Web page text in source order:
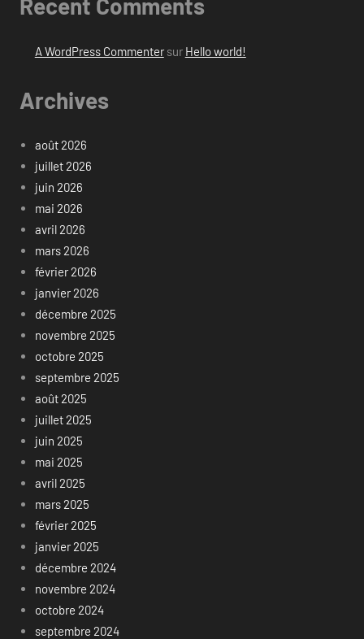
Recent Comments
A WordPress Commentersur Hello world!
Archives
août 2026
juillet 2026
juin 2026
mai 2026
avril 2026
mars 2026
février 2026
janvier 2026
décembre 2025
novembre 2025
octobre 2025
septembre 2025
août 2025
juillet 2025
juin 2025
mai 2025
avril 2025
mars 2025
février 2025
janvier 2025
décembre 2024
novembre 2024
octobre 2024
septembre 2024